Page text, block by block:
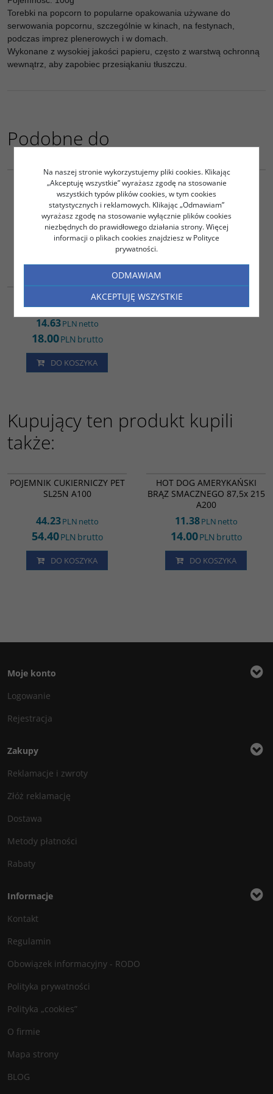
Torebki na popcorn to popularne opakowania używane do
serwowania popcornu, szczególnie w kinach, na festynach,
podczas imprez plenerowych i w domach.
Wykonane z wysokiej jakości papieru, często z warstwą ochronną
wewnątrz, aby zapobiec przesiąkaniu tłuszczu.
Podobne do
PUDEŁKO NA POPCORN
ŚREDNIE 1950ML
85X85X207MM A25
15.69PLNnetto
19.30PLNbrutto
PUDEŁKO NA POPCORN
MAŁE 70X55X167mm A50
22.60PLNnetto
27.80PLNbrutto
TP21477
TOREBKA PAPIEROWA NA
POPCORN DUŻA A200
14.63PLN netto
18.00PLN brutto
DO KOSZYKA
Kupujący ten produkt kupili
także:
POJEMNIK CUKIERNICZY PET
SL25N A100
44.23PLN netto
54.40PLN brutto
DO KOSZYKA
HOT DOG AMERYKAŃSKI
BRĄZ SMACZNEGO 87,5x 215
A200
11.38PLN netto
14.00PLN brutto
DO KOSZYKA
Moje konto
Logowanie
Rejestracja
Zakupy
Reklamacje i zwroty
Złóż reklamację
Dostawa
Metody płatności
Rabaty
Informacje
Kontakt
Regulamin
Obowiązek informacyjny - RODO
Polityka prywatności
Polityka „cookies”
O firmie
Mapa strony
BLOG
Na naszej stronie wykorzystujemy pliki cookies. Klikając
„Akceptuję wszystkie” wyrażasz zgodę na stosowanie
wszystkich typów plików cookies, w tym cookies
statystycznych i reklamowych. Klikając „Odmawiam”
wyrażasz zgodę na stosowanie wyłącznie plików cookies
niezbędnych do prawidłowego działania strony. Więcej
informacji o plikach cookies znajdziesz w Polityce
prywatności.
ODMAWIAM
AKCEPTUJĘ WSZYSTKIE